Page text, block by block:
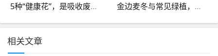
5种“健康花”，是吸收废气的好能手，造氧气，养客厅里净化空气 金边麦冬与常见绿植，谁更好养？
相关文章